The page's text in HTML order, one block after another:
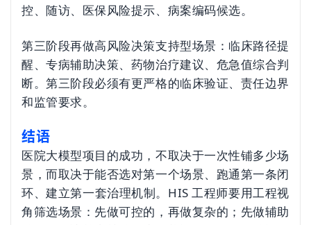
控、随访、医保风险提示、病案编码候选。
第三阶段再做高风险决策支持型场景：临床路径提
醒、专病辅助决策、药物治疗建议、危急值综合判
断。第三阶段必须有更严格的临床验证、责任边界
和监管要求。
结语
医院大模型项目的成功，不取决于一次性铺多少场
景，而取决于能否选对第一个场景、跑通第一条闭
环、建立第一套治理机制。HIS 工程师要用工程视
角筛选场景：先做可控的，再做复杂的；先做辅助